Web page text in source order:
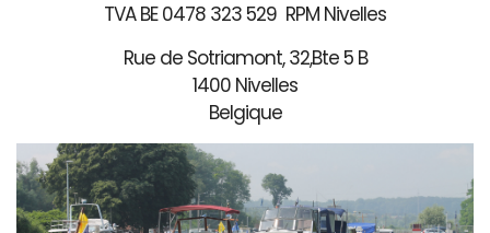
TVA BE 0478 323 529 RPM Nivelles
Rue de Sotriamont, 32,Bte 5 B
1400 Nivelles
Belgique